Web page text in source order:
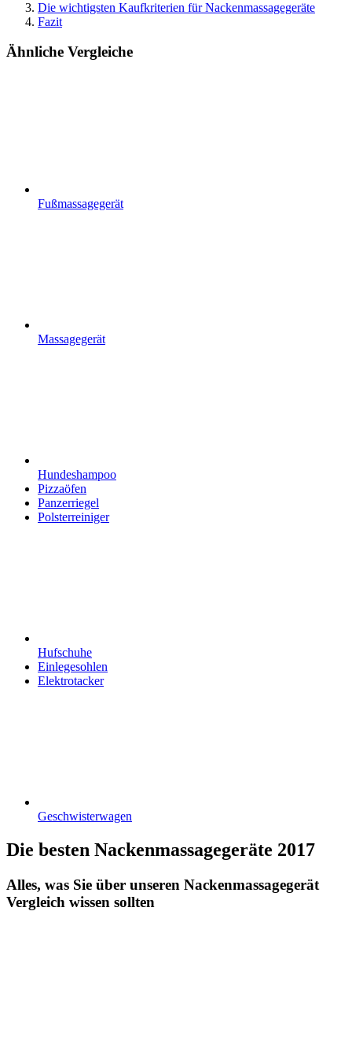
Die wichtigsten Kaufkriterien für Nackenmassagegeräte
Fazit
Ähnliche Vergleiche
Fußmassagegerät
Massagegerät
Hundeshampoo
Pizzaöfen
Panzerriegel
Polsterreiniger
Hufschuhe
Einlegesohlen
Elektrotacker
Geschwisterwagen
Die besten Nackenmassagegeräte 2017
Alles, was Sie über unseren Nackenmassagegerät
Vergleich wissen sollten